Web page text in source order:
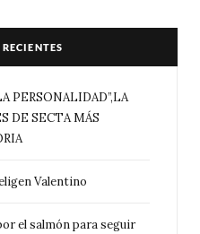
PERSONALIDAD”,LA
DE SECTA MÁS
Valentino
el salmón para seguir